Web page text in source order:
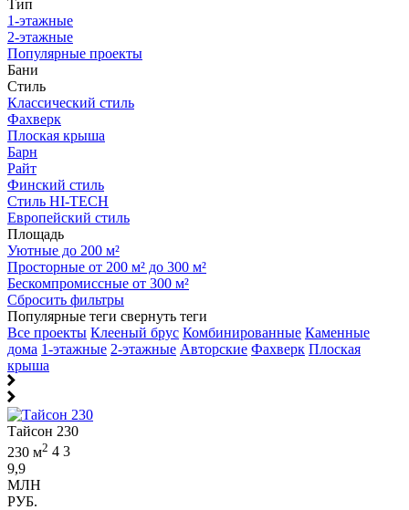
Тип
1-этажные
2-этажные
Популярные проекты
Бани
Стиль
Классический стиль
Фахверк
Плоская крыша
Барн
Райт
Финский стиль
Стиль HI-TECH
Европейский стиль
Площадь
Уютные до 200 м²
Просторные от 200 м² до 300 м²
Бескомпромиссные от 300 м²
Сбросить фильтры
Популярные теги свернуть теги
Все проекты Клееный брус Комбинированные Каменные
дома 1-этажные 2-этажные Авторские Фахверк Плоская
крыша
Тайсон 230
230 м2 4 3
9,9
МЛН
РУБ.